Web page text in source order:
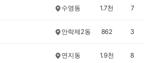
수영동 1.7천 7
안락제2동 862 3
연지동 1.9천 8